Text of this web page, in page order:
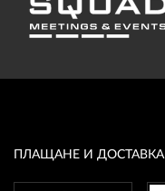
ПЛАЩАНЕ И ДОСТАВКА